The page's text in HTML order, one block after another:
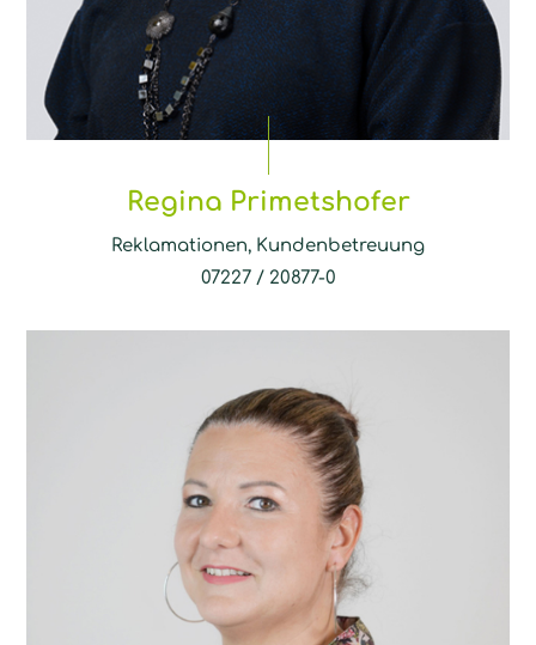
Regina Primetshofer
Reklamationen, Kundenbetreuung
07227 / 20877-0